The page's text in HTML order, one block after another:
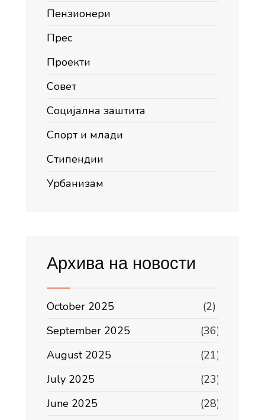
Пензионери
Прес
Проекти
Совет
Социјална заштита
Спорт и млади
Стипендии
Урбанизам
Архива на новости
October 2025
(2)
September 2025
(36)
August 2025
(21)
July 2025
(23)
June 2025
(28)